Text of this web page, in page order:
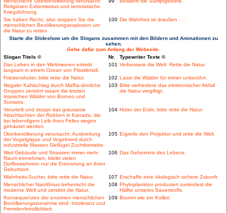
Religiösen Extremismus und terroristische
Kriegsführung.
Sie haben Recht, also stoppen Sie die
menschlichen Bevölkerungsexplosion um
die Natur zu retten.
100 Die Wahrheit ist draußen . . .
Starte die Slideshow um die Slogans zusammen mit den Bildern und Animationen zu
sehen.
Gehe dafür zum Anfang der Webseite.
Slogan Titels ©
Nr.
Typewriter Texte ©
Das Leben in den Weltmeeren ertrinkt
langsam in einem Ozean von Plastikmüll.
101 Verbessere die Welt: Rette die Natur.
Friedenshüter, bitte rette die Natur. 102 Lasst die Wälder für immer unberührt.
Illegaler Kahlschlag durch Maffia-ähnliche
Gruppen zerstört rasant die letzten
tropischen Wälder von Borneo und
Sumatra.
103 Bitte verhindere das elektronischer Abfall
die Natur vergiftigt.
Verurteilt und stoppt das grausame
Abschlachten der Robben in Kanada, die
bei lebendigem Leib ihres Felles wegen
gehäutet werden.
104 Hüter der Erde, bitte rette die Natur.
Überbevölkerung verursacht: Ausbreitung
der Vogelgrippe und Vogelmord durch
industrielle Massen Geflügel Zuchtbetriebe.
105 Ergreife den Projektor und rette die Welt.
Weil Gebäude und Strassen immer mehr
Raum einnehmen, bleibt vielen
Dorfbewohnern nur die Erinnerung an ihren
Geburtsort.
106 Das Geheimnis des Lebens.
Wahrheits-Sucher, bitte rette die Natur. 107 Erschaffe eine ökologisch sichere Zukunft.
Menschlicher Narzißmus beherrscht die
moderne Welt und zerstört die Natur.
108 Phytoplankton produziert zumindest die
Hälfte unseres Sauerstoffs.
Konsequenzen der enormen menschlichen
Bevölkerungszunahme sind: Intoleranz und
Fremdenfeindlichkeit.
109 Brumm wie ein Kolibri.